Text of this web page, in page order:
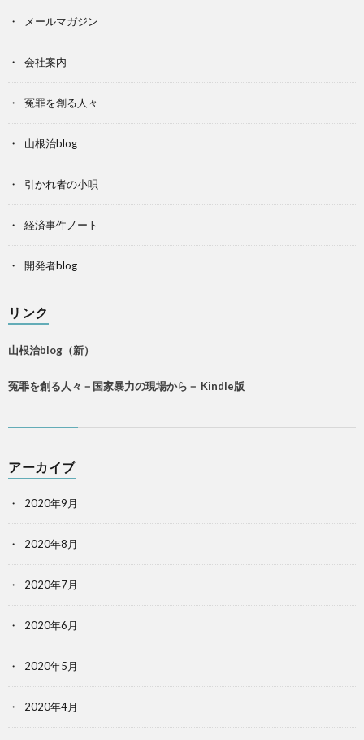
メールマガジン
会社案内
冤罪を創る人々
山根治blog
引かれ者の小唄
経済事件ノート
開発者blog
リンク
山根治blog（新）
冤罪を創る人々－国家暴力の現場から－ Kindle版
アーカイブ
2020年9月
2020年8月
2020年7月
2020年6月
2020年5月
2020年4月